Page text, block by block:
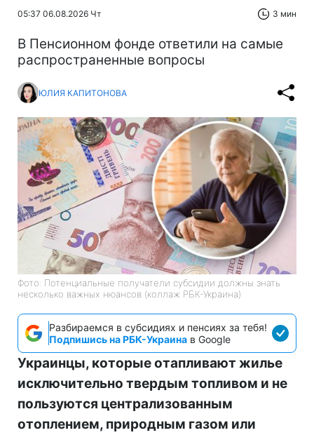
05:37 06.08.2026 Чт 3 мин
В Пенсионном фонде ответили на самые
распространенные вопросы
ЮЛИЯ КАПИТОНОВА
Фото: Потенциальные получатели субсидии должны знать
несколько важных нюансов (коллаж РБК-Украина)
Разбираемся в субсидиях и пенсиях за тебя!
Подпишись на РБК-Украина в Google
Украинцы, которые отапливают жилье
исключительно твердым топливом и не
пользуются централизованным
отоплением, природным газом или